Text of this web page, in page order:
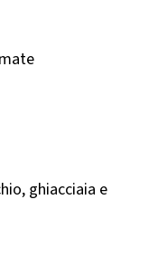
ghiacciaia e